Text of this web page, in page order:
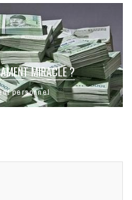
MIRACLE ?
personnel